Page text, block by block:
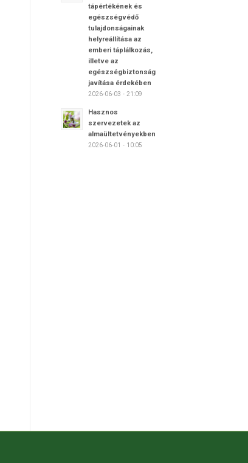
tápértékének és
egészségvédő
tulajdonságainak
helyreállítása az
emberi táplálkozás,
illetve az
egészségbiztonság
javítása érdekében
2026-06-03 - 21:09
Hasznos
szervezetek az
almaültetvényekben
2026-06-01 - 10:05